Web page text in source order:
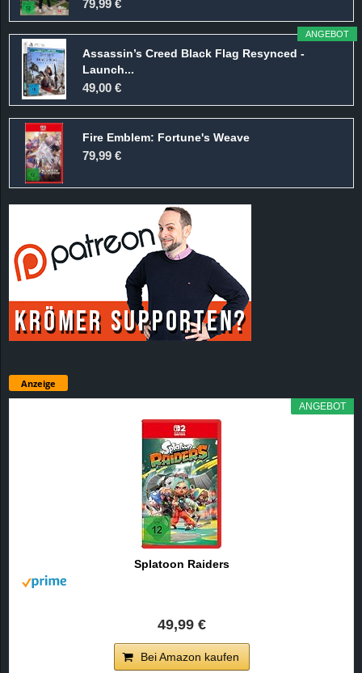
79,99 €
ANGEBOT
Assassin’s Creed Black Flag Resynced -
Launch...
49,00 €
Fire Emblem: Fortune's Weave
79,99 €
Anzeige
ANGEBOT
Splatoon Raiders
49,99 €
Bei Amazon kaufen